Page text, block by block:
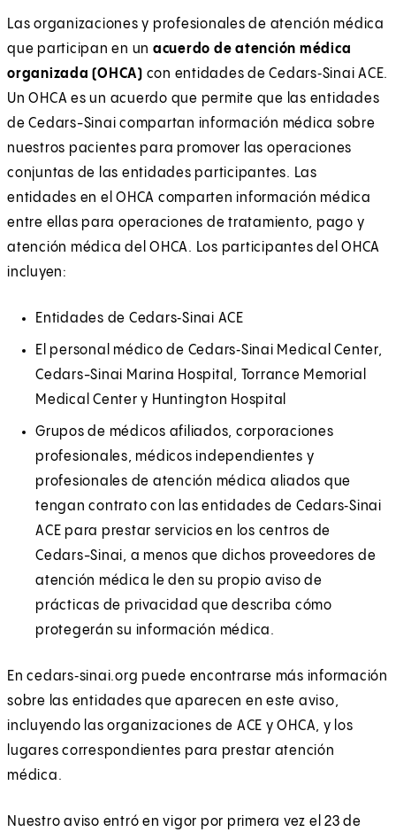
Las organizaciones y profesionales de atención médica
que participan en un acuerdo de atención médica
organizada (OHCA) con entidades de Cedars‑Sinai ACE.
Un OHCA es un acuerdo que permite que las entidades
de Cedars-Sinai compartan información médica sobre
nuestros pacientes para promover las operaciones
conjuntas de las entidades participantes. Las
entidades en el OHCA comparten información médica
entre ellas para operaciones de tratamiento, pago y
atención médica del OHCA. Los participantes del OHCA
incluyen:
Entidades de Cedars‑Sinai ACE
El personal médico de Cedars‑Sinai Medical Center,
Cedars-Sinai Marina Hospital, Torrance Memorial
Medical Center y Huntington Hospital
Grupos de médicos afiliados, corporaciones
profesionales, médicos independientes y
profesionales de atención médica aliados que
tengan contrato con las entidades de Cedars‑Sinai
ACE para prestar servicios en los centros de
Cedars-Sinai, a menos que dichos proveedores de
atención médica le den su propio aviso de
prácticas de privacidad que describa cómo
protegerán su información médica.
En cedars‑sinai.org puede encontrarse más información
sobre las entidades que aparecen en este aviso,
incluyendo las organizaciones de ACE y OHCA, y los
lugares correspondientes para prestar atención
médica.
Nuestro aviso entró en vigor por primera vez el 23 de